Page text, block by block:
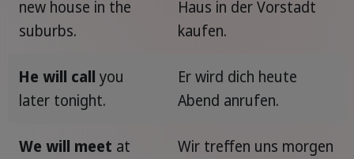
new house in the
suburbs.
Haus in der Vorstadt
kaufen.
He will call you
later tonight.
Er wird dich heute
Abend anrufen.
We will meet at
Wir treffen uns morgen